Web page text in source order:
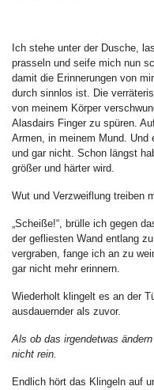
Ich stehe unter der Dusche,
prasseln und seife mich nun
damit die Erinnerungen von
durch sinnlos ist. Die
von meinem Körper
Alasdairs Finger zu spüren.
Armen, in meinem Mund. Und
und gar nicht. Schon längst
größer und härter wird.
Wut und Verzweiflung treiben
„Scheiße!“, brülle ich gegen
der gefliesten Wand entlang
vergraben, fange ich an zu
gar nicht mehr erinnern.
Wiederholt klingelt es an der
ausdauernder als zuvor.
Als ob das irgendetwas
nicht rein.
Endlich hört das Klingeln auf